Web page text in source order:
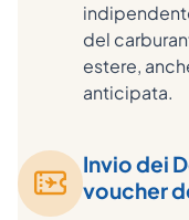
del
estere,
anticipata.
Invio dei
voucher